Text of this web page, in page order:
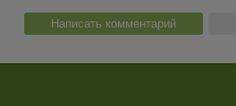
Написать комментарий